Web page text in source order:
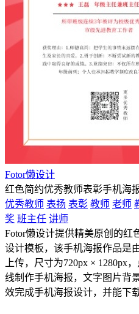
Fotor懒设计
红色简约优秀教师表彰手机海
优秀教师 表扬 表彰 教师 老师
奖 班主任 讲师
Fotor懒设计提供精美原创的红
设计模板，该手机海报作品是
上传，尺寸为720px × 1280px
线制作手机海报，文字图片背
效完成手机海报设计，并能下